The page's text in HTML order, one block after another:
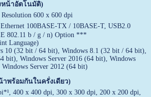
น้าอัตโนมัติ)
600 x 600 dpi
100BASE-TX / 10BASE-T, USB2.0
802.11 b / g / n) Option ***
Language)
10 (32 bit / 64 bit), Windows 8.1 (32 bit / 64 bit),
bit), Windows Server 2016 (64 bit), Windows
Server 2012 (64 bit)
พร้อมกันในครั่งเดียว)
400 x 400 dpi, 300 x 300 dpi, 200 x 200 dpi,